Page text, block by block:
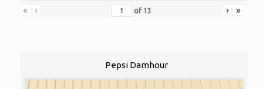
« ‹ of 13 › »
Pepsi Damhour